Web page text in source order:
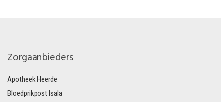
Zorgaanbieders
Apotheek Heerde
Bloedprikpost Isala